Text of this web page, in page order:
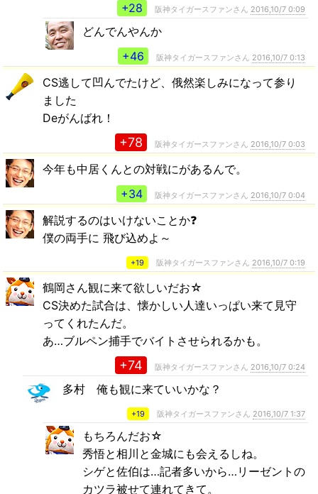
+28
阪神タイガースファンさん 2016,10/7 0:09
どんでんやんか
+46
阪神タイガースファンさん 2016,10/7 0:13
CS逃して凹んでたけど、俄然楽しみになって参り
ました
Deがんばれ！
+78 阪神タイガースファンさん 2016,10/7 0:03
今年も中居くんとの対戦にがあるんで。
+34
阪神タイガースファンさん 2016,10/7 0:04
解説するのはいけないことか❓
僕の両手に 飛び込めよ～
+19 阪神タイガースファンさん 2016,10/7 0:19
鶴岡さん観に来て欲しいだお☆
CS決めた試合は、懐かしい人達いっぱい来て見守
ってくれたんだ。
あ…ブルペン捕手でバイトさせられるかも。
+74 阪神タイガースファンさん 2016,10/7 0:24
多村 俺も観に来ていいかな？
+19 阪神タイガースファンさん 2016,10/7 1:37
もちろんだお☆
秀悟と相川と金城にも会えるしね。
シゲと佐伯は…記者多いから…リーゼントの
カツラ被せて連れてきて。